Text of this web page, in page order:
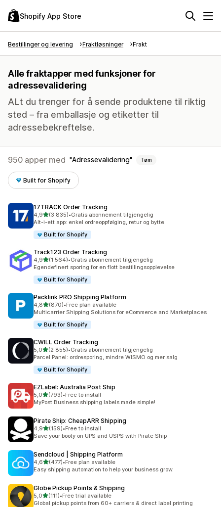
Shopify App Store
Bestillinger og levering Fraktløsninger Frakt
Alle fraktapper med funksjoner for
adressevalidering
ALt du trenger for å sende produktene til riktig
sted – fra emballasje og etiketter til
adressebekreftelse.
950 apper med Adressevalidering Tøm
Built for Shopify
17TRACK Order Tracking
4,9av 5 stjerner
(3 835)
Totalt 3835 omtaler
•Gratis abonnement tilgjengelig
Alt-i-ett app: enkel ordreoppfølging, retur og bytte
Built for Shopify
Track123 Order Tracking
4,9av 5 stjerner
(1 564)
Totalt 1564 omtaler
•Gratis abonnement tilgjengelig
Egendefinert sporing for en flott bestillingsopplevelse
Built for Shopify
Packlink PRO Shipping Platform
4,8av 5 stjerner
(870)
Totalt 870 omtaler
•Free plan available
Multicarrier Shipping Solutions for eCommerce and Marketplaces
Built for Shopify
CWILL Order Tracking
5,0av 5 stjerner
(2 855)
Totalt 2855 omtaler
•Gratis abonnement tilgjengelig
Parcel Panel: ordresporing, mindre WISMO og mer salg
Built for Shopify
EZLabel: Australia Post Ship
5,0av 5 stjerner
(793)
Totalt 793 omtaler
•Free to install
MyPost Business shipping labels made simple!
Pirate Ship: CheapARR Shipping
4,9av 5 stjerner
(159)
Totalt 159 omtaler
•Free to install
Save your booty on UPS and USPS with Pirate Ship
Sendcloud | Shipping Platform
4,6av 5 stjerner
(477)
Totalt 477 omtaler
•Free plan available
Easy shipping automation to help your business grow.
Globe Pickup Points & Shipping
5,0av 5 stjerner
(111)
Totalt 111 omtaler
•Free trial available
Global pickup points from 60+ carriers & direct label printing